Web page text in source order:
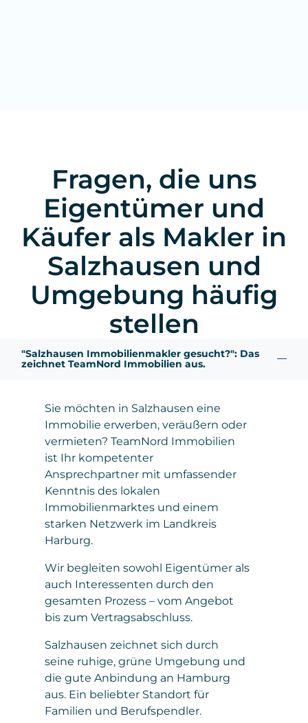
Fragen, die uns
Eigentümer und
Käufer als Makler in
Salzhausen und
Umgebung häufig
stellen
"Salzhausen Immobilienmakler gesucht?": Das
zeichnet TeamNord Immobilien aus.
Sie möchten in Salzhausen eine
Immobilie erwerben, veräußern oder
vermieten? TeamNord Immobilien
ist Ihr kompetenter
Ansprechpartner mit umfassender
Kenntnis des lokalen
Immobilienmarktes und einem
starken Netzwerk im Landkreis
Harburg.
Wir begleiten sowohl Eigentümer als
auch Interessenten durch den
gesamten Prozess – vom Angebot
bis zum Vertragsabschluss.
Salzhausen zeichnet sich durch
seine ruhige, grüne Umgebung und
die gute Anbindung an Hamburg
aus. Ein beliebter Standort für
Familien und Berufspendler.